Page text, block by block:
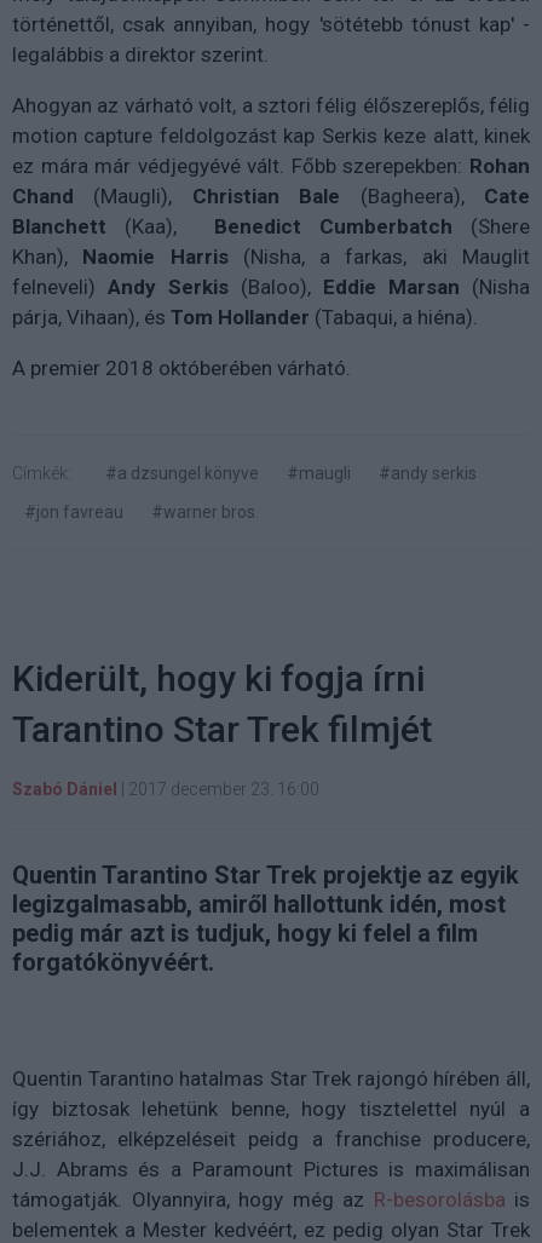
történettől, csak annyiban, hogy 'sötétebb tónust kap' -
legalábbis a direktor szerint.
Ahogyan az várható volt, a sztori félig élőszereplős, félig
motion capture feldolgozást kap Serkis keze alatt, kinek
ez mára már védjegyévé vált. Főbb szerepekben: Rohan
Chand (Maugli), Christian Bale (Bagheera),
Cate
Blanchett (Kaa), Benedict Cumberbatch
(Shere
Khan), Naomie Harris
(Nisha, a farkas, aki Mauglit
felneveli) Andy Serkis (Baloo), Eddie Marsan (Nisha
párja, Vihaan), és Tom Hollander (Tabaqui, a hiéna).
A premier 2018 októberében várható.
Címkék: #a dzsungel könyve #maugli
#andy serkis
#jon favreau
#warner bros.
Kiderült, hogy ki fogja írni
Tarantino Star Trek filmjét
Szabó Dániel 2017 december 23. 16:00
Quentin Tarantino Star Trek projektje az egyik
legizgalmasabb, amiről hallottunk idén, most
pedig már azt is tudjuk, hogy ki felel a film
forgatókönyvéért.
Quentin Tarantino hatalmas Star Trek rajongó hírében áll,
így biztosak lehetünk benne, hogy tisztelettel nyúl a
szériához, elképzeléseit peidg a franchise producere,
J.J. Abrams és a Paramount Pictures is maximálisan
támogatják. Olyannyira, hogy még az R-besorolásba is
belementek a Mester kedvéért, ez pedig olyan Star Trek